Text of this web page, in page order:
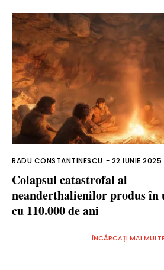
RADU CONSTANTINESCU - 22 IUNIE 2025
Colapsul catastrofal al
neanderthalienilor produs în
cu 110.000 de ani
ÎNCĂRCAȚI MAI MULTE